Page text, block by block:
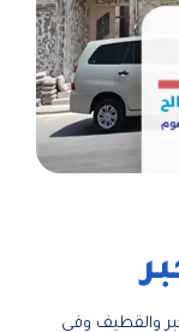
والقطيف وفي